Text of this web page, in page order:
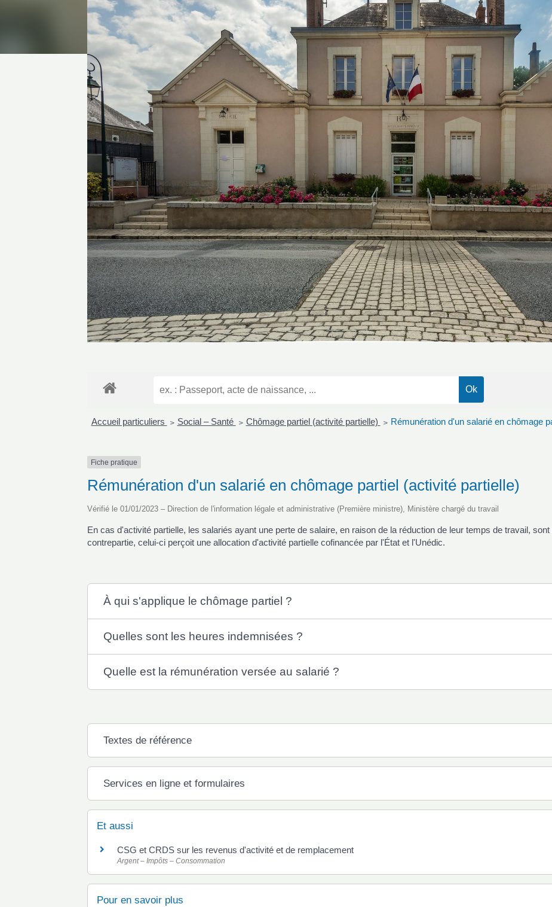
Accueil particuliers > Social – Santé > Chômage partiel (activité partielle) > Rémunération d'un salarié en chômage
Fiche pratique
Rémunération d'un salarié en chômage partiel (activité partielle)
Vérifié le 01/01/2023 – Direction de l'information légale et administrative (Première ministre), Ministère chargé du travail
En cas d'activité partielle, les salariés ayant une perte de salaire, en raison de la réduction de leur temps de travail,
contrepartie, celui-ci perçoit une allocation d'activité partielle cofinancée par l'État et l'Unédic.
À qui s'applique le chômage partiel ?
Quelles sont les heures indemnisées ?
Quelle est la rémunération versée au salarié ?
Textes de référence
Services en ligne et formulaires
Et aussi
CSG et CRDS sur les revenus d'activité et de remplacement
Argent – Impôts – Consommation
Pour en savoir plus